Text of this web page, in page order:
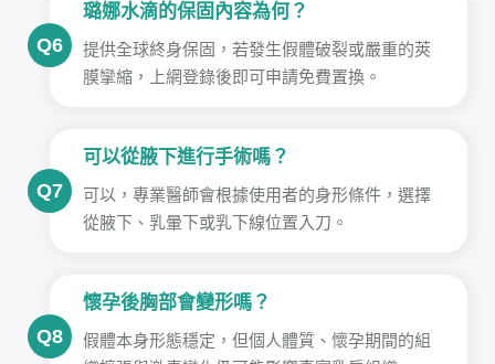
璐娜水滴的保固內容為何？
提供全球終身保固，若發生假體破裂或嚴重的莢
膜攣縮，上網登錄後即可申請免費置換。
Q6
可以從腋下進行手術嗎？
可以，專業醫師會根據使用者的身形條件，選擇
從腋下、乳暈下或乳下線位置入刀。
Q7
懷孕後胸部會變形嗎？
假體本身形態穩定，但個人體質、懷孕期間的組
Q8